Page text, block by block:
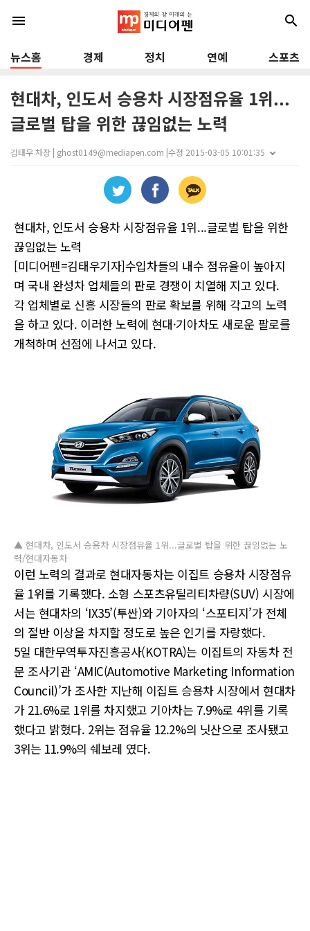
menu search
뉴스홈 경제 정치 연예 스포츠
현대차, 인도서 승용차 시장점유율 1위...
글로벌 탑을 위한 끊임없는 노력
김태우 차장 | ghost0149@mediapen.com |수정 2015-03-05 10:01:35
현대차, 인도서 승용차 시장점유율 1위...글로벌 탑을 위한
끊임없는 노력
[미디어펜=김태우기자]수입차들의 내수 점유율이 높아지
며 국내 완성차 업체들의 판로 경쟁이 치열해 지고 있다.
각 업체별로 신흥 시장들의 판로 확보를 위해 각고의 노력
을 하고 있다. 이러한 노력에 현대·기아차도 새로운 팔로를
개척하며 선점에 나서고 있다.
▲ 현대차, 인도서 승용차 시장점유율 1위...글로벌 탑을 위한 끊임없는 노
력/현대자동차
이런 노력의 결과로 현대자동차는 이집트 승용차 시장점유
율 1위를 기록했다. 소형 스포츠유틸리티차량(SUV) 시장에
서는 현대차의 ‘IX35’(투싼)와 기아자의 ‘스포티지’가 전체
의 절반 이상을 차지할 정도로 높은 인기를 자랑했다.
5일 대한무역투자진흥공사(KOTRA)는 이집트의 자동차 전
문 조사기관 ‘AMIC(Automotive Marketing Information
Council)’가 조사한 지난해 이집트 승용차 시장에서 현대차
가 21.6%로 1위를 차지했고 기아차는 7.9%로 4위를 기록
했다고 밝혔다. 2위는 점유율 12.2%의 닛산으로 조사됐고
3위는 11.9%의 쉐보레 였다.